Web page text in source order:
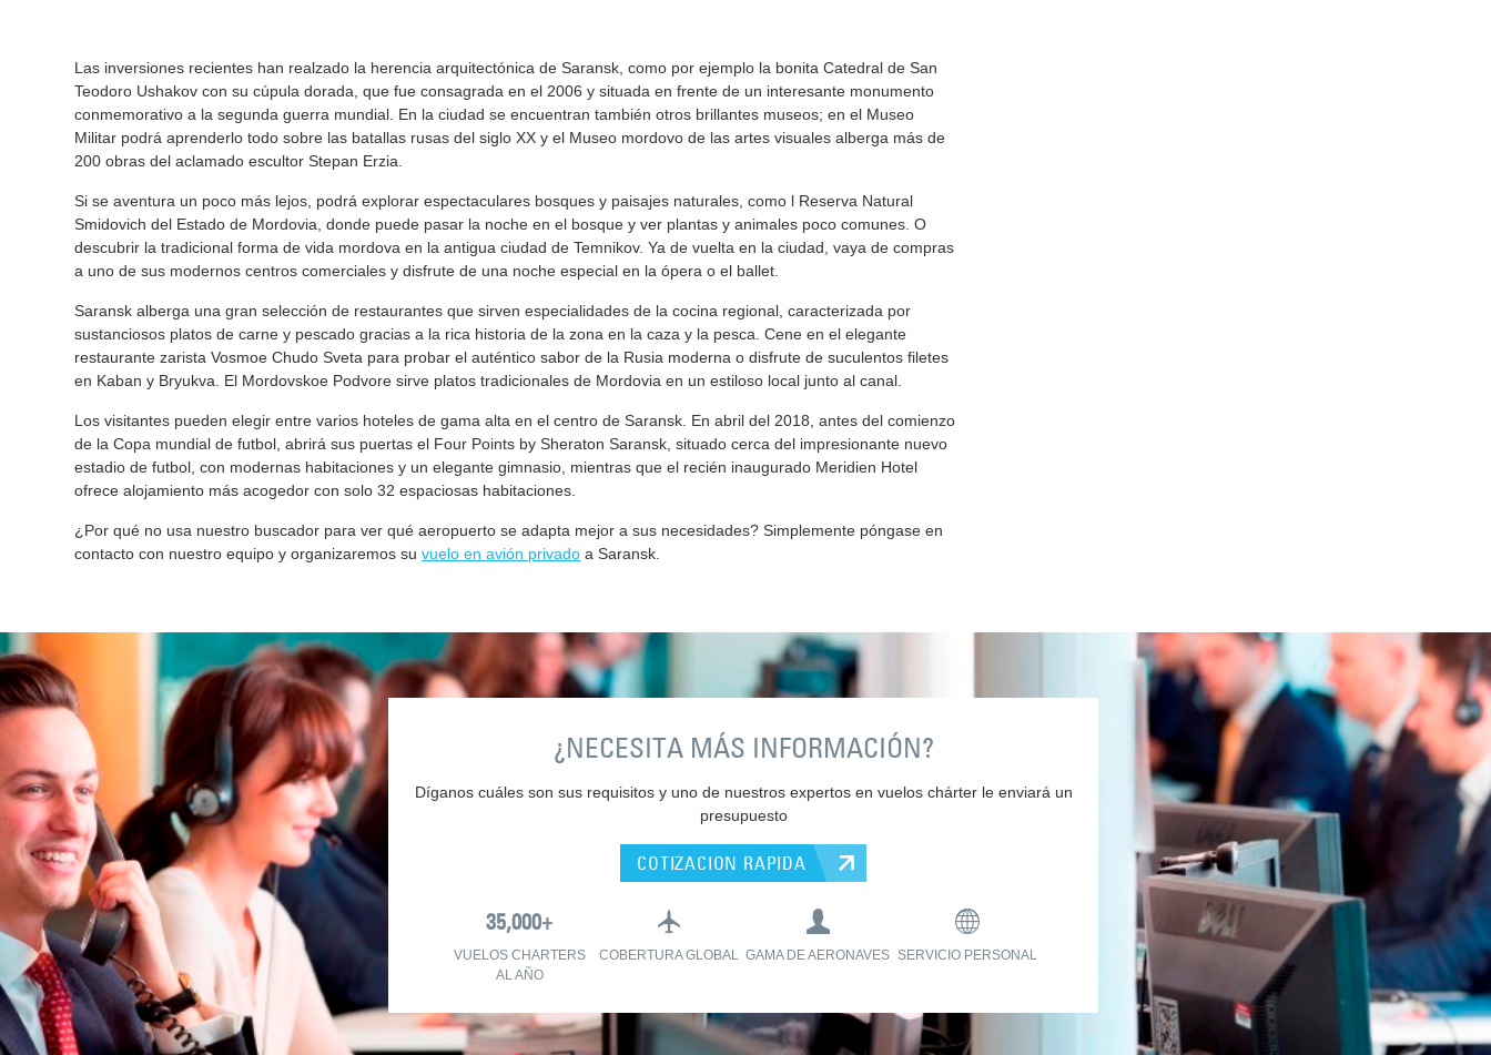
Las inversiones recientes han realzado la herencia arquitectónica de Saransk, como por ejemplo la bonita Catedral de San
Teodoro Ushakov con su cúpula dorada, que fue consagrada en el 2006 y situada en frente de un interesante monumento
conmemorativo a la segunda guerra mundial. En la ciudad se encuentran también otros brillantes museos; en el Museo
Militar podrá aprenderlo todo sobre las batallas rusas del siglo XX y el Museo mordovo de las artes visuales alberga más de
200 obras del aclamado escultor Stepan Erzia.
Si se aventura un poco más lejos, podrá explorar espectaculares bosques y paisajes naturales, como l Reserva Natural
Smidovich del Estado de Mordovia, donde puede pasar la noche en el bosque y ver plantas y animales poco comunes. O
descubrir la tradicional forma de vida mordova en la antigua ciudad de Temnikov. Ya de vuelta en la ciudad, vaya de compras
a uno de sus modernos centros comerciales y disfrute de una noche especial en la ópera o el ballet.
Saransk alberga una gran selección de restaurantes que sirven especialidades de la cocina regional, caracterizada por
sustanciosos platos de carne y pescado gracias a la rica historia de la zona en la caza y la pesca. Cene en el elegante
restaurante zarista Vosmoe Chudo Sveta para probar el auténtico sabor de la Rusia moderna o disfrute de suculentos filetes
en Kaban y Bryukva. El Mordovskoe Podvore sirve platos tradicionales de Mordovia en un estiloso local junto al canal.
Los visitantes pueden elegir entre varios hoteles de gama alta en el centro de Saransk. En abril del 2018, antes del comienzo
de la Copa mundial de futbol, abrirá sus puertas el Four Points by Sheraton Saransk, situado cerca del impresionante nuevo
estadio de futbol, con modernas habitaciones y un elegante gimnasio, mientras que el recién inaugurado Meridien Hotel
ofrece alojamiento más acogedor con solo 32 espaciosas habitaciones.
¿Por qué no usa nuestro buscador para ver qué aeropuerto se adapta mejor a sus necesidades? Simplemente póngase en
contacto con nuestro equipo y organizaremos suvuelo en avión privado a Saransk.
¿NECESITA MÁS INFORMACIÓN?
Díganos cuáles son sus requisitos y uno de nuestros expertos en vuelos chárter le enviará un
presupuesto
COTIZACION RAPIDA
VUELOS CHARTERS
AL AÑO
COBERTURA GLOBAL GAMA DE AERONAVES SERVICIO PERSONAL